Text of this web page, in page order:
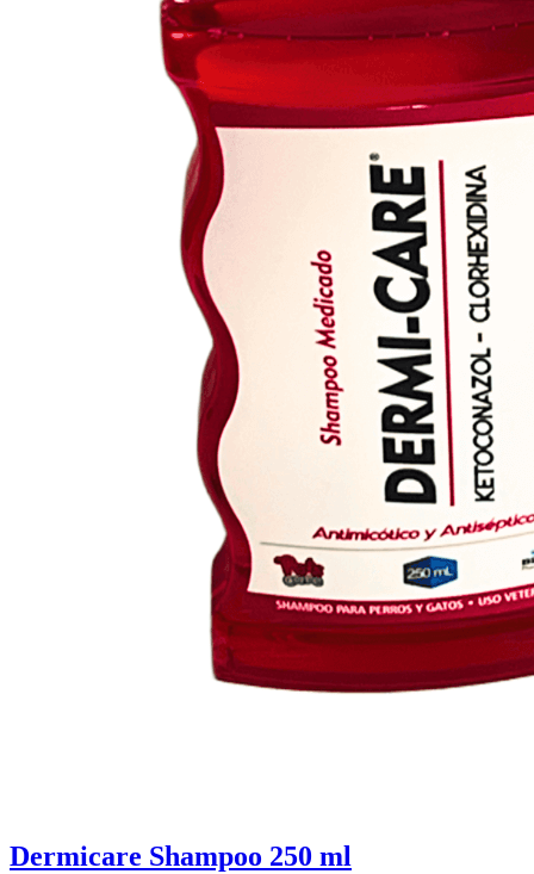
Dermicare Shampoo 250 ml